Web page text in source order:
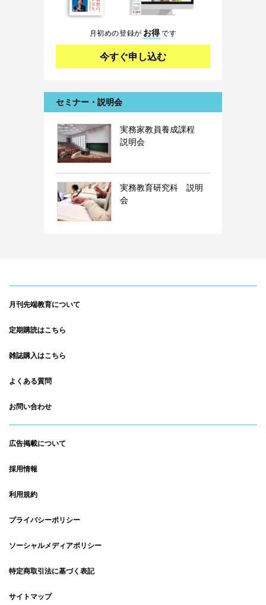
月初めの登録が お得です
今すぐ申し込む
セミナー・説明会
実務家教員養成課程
説明会
実務教育研究科 説明
会
月刊先端教育について
定期購読はこちら
雑誌購入はこちら
よくある質問
お問い合わせ
広告掲載について
採用情報
利用規約
プライバシーポリシー
ソーシャルメディアポリシー
特定商取引法に基づく表記
サイトマップ